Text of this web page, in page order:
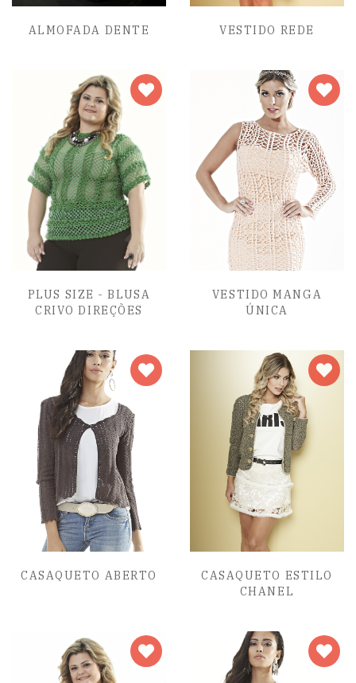
ALMOFADA DENTE VESTIDO REDE
PLUS SIZE - BLUSA
CRIVO DIREÇÕES
VESTIDO MANGA
ÚNICA
CASAQUETO ABERTO
CASAQUETO ESTILO
CHANEL